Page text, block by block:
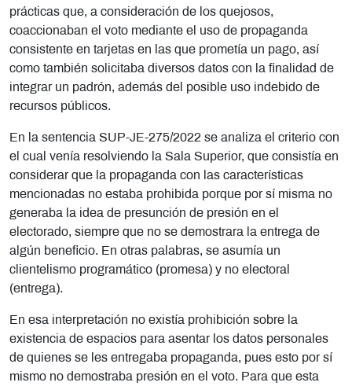
prácticas que, a consideración de los quejosos,
coaccionaban el voto mediante el uso de propaganda
consistente en tarjetas en las que prometía un pago, así
como también solicitaba diversos datos con la finalidad de
integrar un padrón, además del posible uso indebido de
recursos públicos.
En la sentencia SUP-JE-275/2022 se analiza el criterio con
el cual venía resolviendo la Sala Superior, que consistía en
considerar que la propaganda con las características
mencionadas no estaba prohibida porque por sí misma no
generaba la idea de presunción de presión en el
electorado, siempre que no se demostrara la entrega de
algún beneficio. En otras palabras, se asumía un
clientelismo programático (promesa) y no electoral
(entrega).
En esa interpretación no existía prohibición sobre la
existencia de espacios para asentar los datos personales
de quienes se les entregaba propaganda, pues esto por sí
mismo no demostraba presión en el voto. Para que esta